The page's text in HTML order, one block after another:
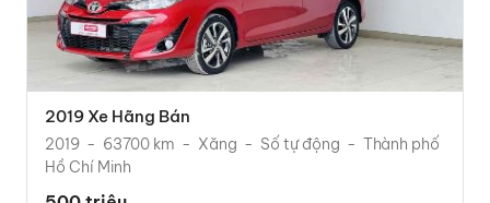
2019 Xe Hãng Bán
2019 63700 km Xăng Số tự động
Thành phố
Hồ Chí Minh